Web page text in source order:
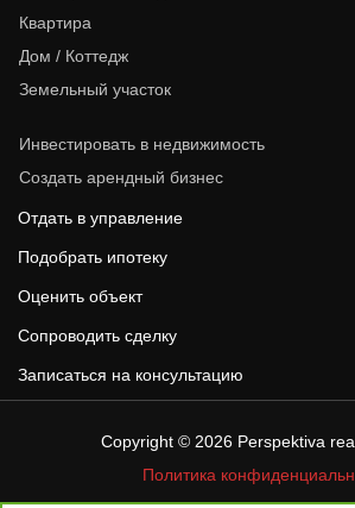
Квартира
Дом / Коттедж
Земельный участок
Инвестировать в недвижимость
Создать арендный бизнес
Отдать в управление
Подобрать ипотеку
Оценить объект
Сопроводить сделку
Записаться на консультацию
Copyright © 2026 Perspektiva
Политика